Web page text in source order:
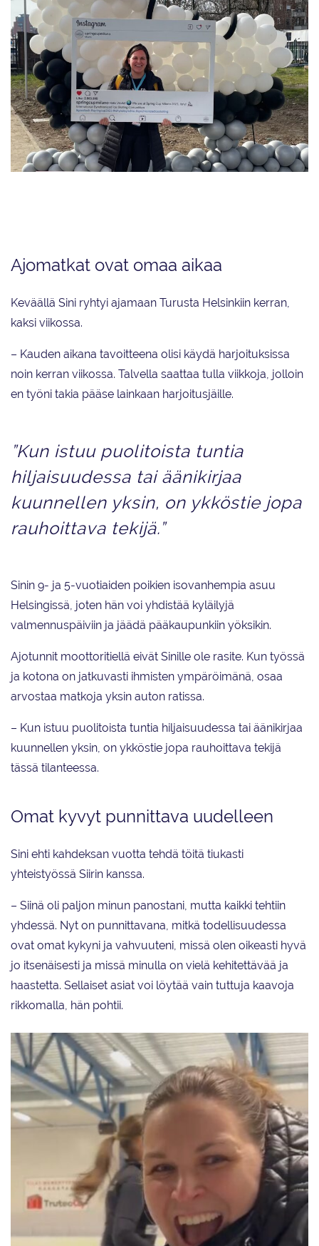
Ajomatkat ovat omaa aikaa
Keväällä Sini ryhtyi ajamaan Turusta Helsinkiin kerran,
kaksi viikossa.
– Kauden aikana tavoitteena olisi käydä harjoituksissa
noin kerran viikossa. Talvella saattaa tulla viikkoja, jolloin
en työni takia pääse lainkaan harjoitusjäille.
”Kun istuu puolitoista tuntia
hiljaisuudessa tai äänikirjaa
kuunnellen yksin, on ykköstie jopa
rauhoittava tekijä.”
Sinin 9- ja 5-vuotiaiden poikien isovanhempia asuu
Helsingissä, joten hän voi yhdistää kyläilyjä
valmennuspäiviin ja jäädä pääkaupunkiin yöksikin.
Ajotunnit moottoritiellä eivät Sinille ole rasite. Kun työssä
ja kotona on jatkuvasti ihmisten ympäröimänä, osaa
arvostaa matkoja yksin auton ratissa.
– Kun istuu puolitoista tuntia hiljaisuudessa tai äänikirjaa
kuunnellen yksin, on ykköstie jopa rauhoittava tekijä
tässä tilanteessa.
Omat kyvyt punnittava uudelleen
Sini ehti kahdeksan vuotta tehdä töitä tiukasti
yhteistyössä Siirin kanssa.
– Siinä oli paljon minun panostani, mutta kaikki tehtiin
yhdessä. Nyt on punnittavana, mitkä todellisuudessa
ovat omat kykyni ja vahvuuteni, missä olen oikeasti hyvä
jo itsenäisesti ja missä minulla on vielä kehitettävää ja
haastetta. Sellaiset asiat voi löytää vain tuttuja kaavoja
rikkomalla, hän pohtii.